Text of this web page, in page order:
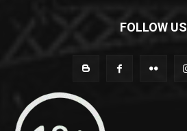
FOLLOW US